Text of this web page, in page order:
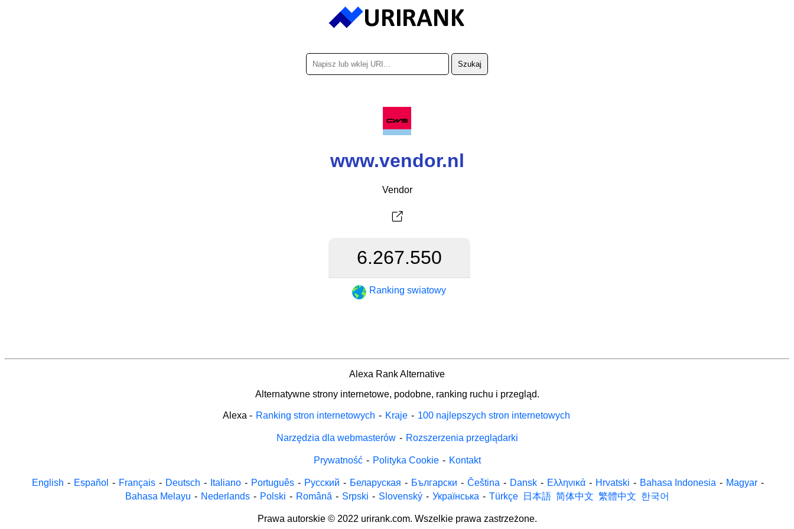
www.vendor.nl
Vendor
6.267.550
Ranking swiatowy
Alexa Rank Alternative
Alternatywne strony internetowe, podobne, ranking ruchu i przegląd.
Alexa - Ranking stron internetowych - Kraje - 100 najlepszych stron internetowych
Narzędzia dla webmasterów - Rozszerzenia przeglądarki
Prywatność - Polityka Cookie - Kontakt
English - Español - Français - Deutsch - Italiano - Português - Русский - Беларуская - Български - Čeština - Dansk - Ελληνικά - Hrvatski - Bahasa Indonesia - Magyar -
Bahasa Melayu - Nederlands - Polski - Română - Srpski - Slovenský - Українська - Türkçe 日本語 简体中文 繁體中文 한국어
Prawa autorskie © 2022 urirank.com. Wszelkie prawa zastrzeżone.